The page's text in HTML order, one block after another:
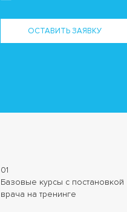
ОСТАВИТЬ ЗАЯВКУ
01
Базовые курсы с постановкой
врача на тренинге